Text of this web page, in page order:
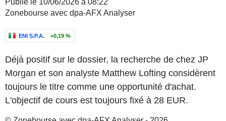
Publié le 10/06/2026 à 08:22
Zonebourse avec dpa-AFX Analyser
ENI S.P.A. +0,19 %
Déjà positif sur le dossier, la recherche de chez JP
Morgan et son analyste Matthew Lofting considèrent
toujours le titre comme une opportunité d'achat.
L'objectif de cours est toujours fixé à 28 EUR.